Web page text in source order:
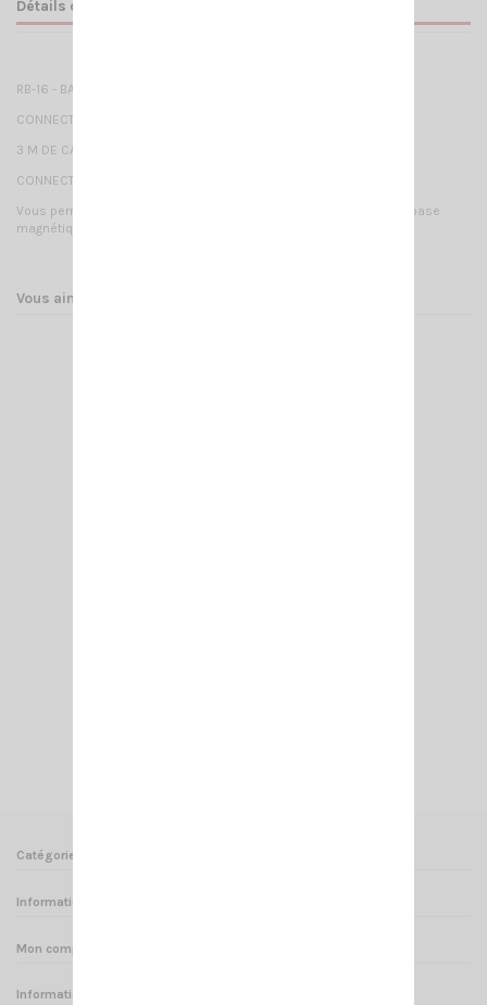
Détails du produit
RB-16 - BASE MAGNETIQUE 50 mm
CONNECTIQUE DE LA BASE : SMA F
3 M DE CABLE RG174
CONNECTIQUE EN BOUT DE CABLE : SMA -M
Vous permet de monter une antenne en version portable sur une base
magnétique en version mobile.
Vous aimerez aussi
Catégories
Informations
Mon compte
Informations sur votre boutique